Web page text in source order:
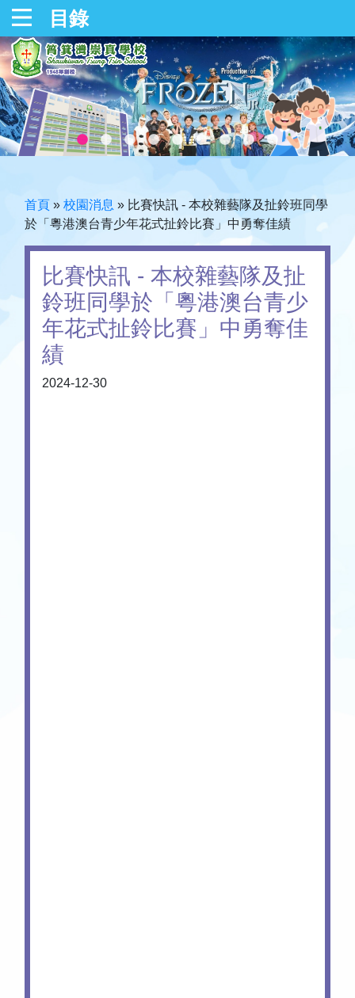
目錄
首頁 » 校園消息 » 比賽快訊 - 本校雜藝隊及扯鈴班同學
於「粵港澳台青少年花式扯鈴比賽」中勇奪佳績
比賽快訊 - 本校雜藝隊及扯
鈴班同學於「粵港澳台青少
年花式扯鈴比賽」中勇奪佳
績
2024-12-30